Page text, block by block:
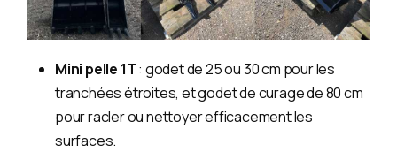
Mini pelle 1T: godet de 25 ou 30 cm pour les
tranchées étroites, et godet de curage de 80 cm
pour racler ou nettoyer efficacement les
surfaces.